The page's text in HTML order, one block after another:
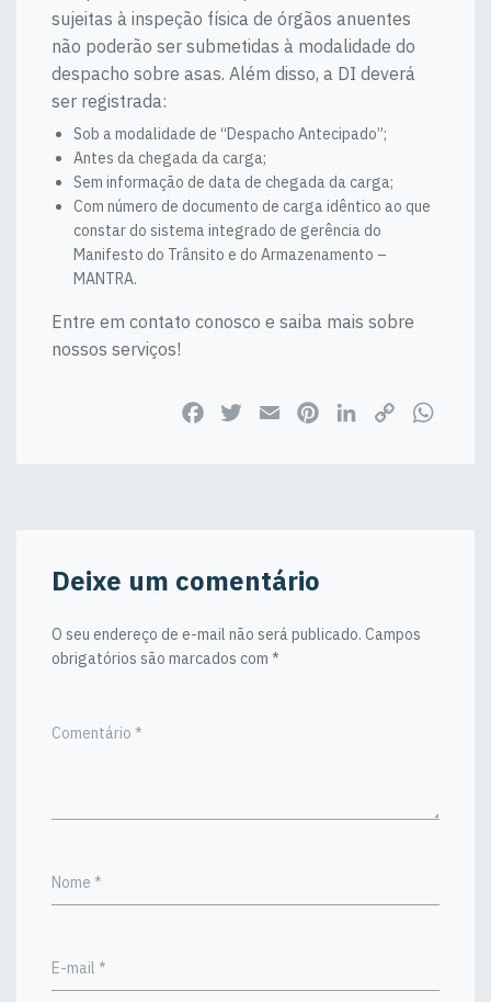
sujeitas à inspeção física de órgãos anuentes
não poderão ser submetidas à modalidade do
despacho sobre asas. Além disso, a DI deverá
ser registrada:
Sob a modalidade de “Despacho Antecipado”;
Antes da chegada da carga;
Sem informação de data de chegada da carga;
Com número de documento de carga idêntico ao que
constar do sistema integrado de gerência do
Manifesto do Trânsito e do Armazenamento –
MANTRA.
Entre em contato conosco e saiba mais sobre
nossos serviços!
FacebookTwitterEmail PinterestLinkedIn
Copy
WhatsApp
Deixe um comentário
O seu endereço de e-mail não será publicado. Campos
obrigatórios são marcados com *
Comentário *
Nome *
E-mail *